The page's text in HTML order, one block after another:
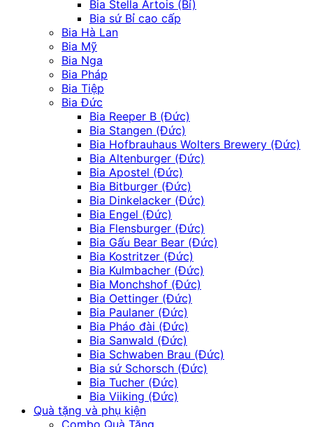
Bia Stella Artois (Bỉ)
Bia sứ Bỉ cao cấp
Bia Hà Lan
Bia Mỹ
Bia Nga
Bia Pháp
Bia Tiệp
Bia Đức
Bia Reeper B (Đức)
Bia Stangen (Đức)
Bia Hofbrauhaus Wolters Brewery (Đức)
Bia Altenburger (Đức)
Bia Apostel (Đức)
Bia Bitburger (Đức)
Bia Dinkelacker (Đức)
Bia Engel (Đức)
Bia Flensburger (Đức)
Bia Gấu Bear Bear (Đức)
Bia Kostritzer (Đức)
Bia Kulmbacher (Đức)
Bia Monchshof (Đức)
Bia Oettinger (Đức)
Bia Paulaner (Đức)
Bia Pháo đài (Đức)
Bia Sanwald (Đức)
Bia Schwaben Brau (Đức)
Bia sứ Schorsch (Đức)
Bia Tucher (Đức)
Bia Viiking (Đức)
Quà tặng và phụ kiện
Combo Quà Tặng